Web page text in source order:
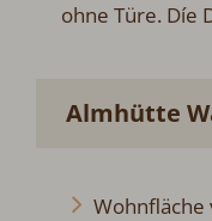
ohne Türe. Díe
Almhütte
Wohnfläche